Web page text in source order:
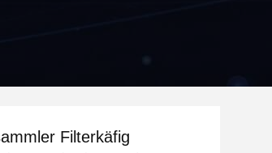
Filterkäfig